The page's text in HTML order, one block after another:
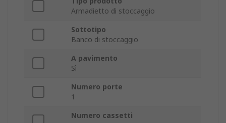
Armadietto di stoccaggio
Sottotipo
Banco di stoccaggio
A pavimento
Sì
Numero porte
1
Numero cassetti